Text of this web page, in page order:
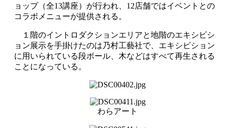
ョップ（全13講座）が行われ、12店舗ではイベントとの
コラボメニューが提供される。
１階のイントロダクションエリアと地階のエキシビシ
ョン展示を手掛けたのは乃村工藝社で、エキシビション
に用いられている段ボール、木などはすべて再生される
ことになっている。
わらアート